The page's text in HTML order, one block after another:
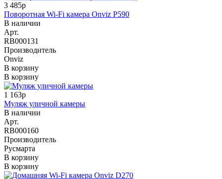
3 485р
Поворотная Wi-Fi камера Onviz P590
В наличии
Арт.
RB000131
Производитель
Onviz
В корзину
В корзину
1 163р
Муляж уличной камеры
В наличии
Арт.
RB000160
Производитель
Русмарта
В корзину
В корзину